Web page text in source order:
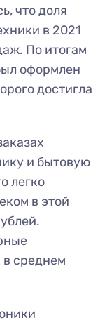
что доля
в 2021
По итогам
оформлен
достигла
и бытовую
легко
в этой
среднем